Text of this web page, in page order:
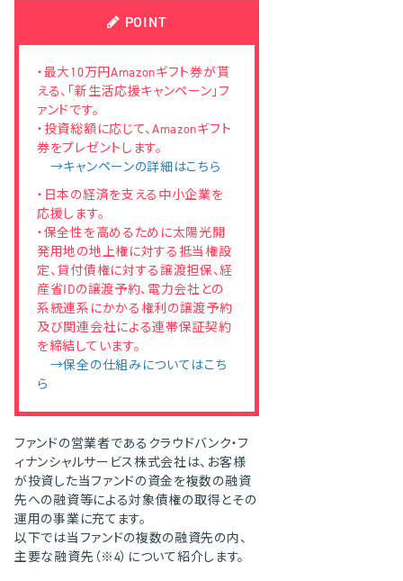
POINT
・最大10万円Amazonギフト券が貰
える、「新生活応援キャンペーン」フ
ァンドです。
・投資総額に応じて、Amazonギフト
券をプレゼントします。
→キャンペーンの詳細はこちら
・日本の経済を支える中小企業を
応援します。
・保全性を高めるために太陽光開
発用地の地上権に対する抵当権設
定、貸付債権に対する譲渡担保、経
産省IDの譲渡予約、電力会社との
系統連系にかかる権利の譲渡予約
及び関連会社による連帯保証契約
を締結しています。
→保全の仕組みについてはこち
ら
ファンドの営業者であるクラウドバンク・フ
ィナンシャルサービス株式会社は、お客様
が投資した当ファンドの資金を複数の融資
先への融資等による対象債権の取得とその
運用の事業に充てます。
以下では当ファンドの複数の融資先の内、
主要な融資先（
4）について紹介します。